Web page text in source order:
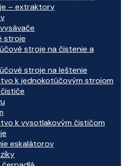
– extraktory
stroje
stroje na čistenie a
stroje na leštenie
k jednokotúčovým strojom
k vysotlakovým čističom
eskalátorov